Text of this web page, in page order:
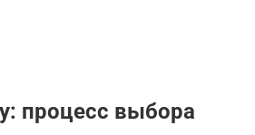
процесс выбора